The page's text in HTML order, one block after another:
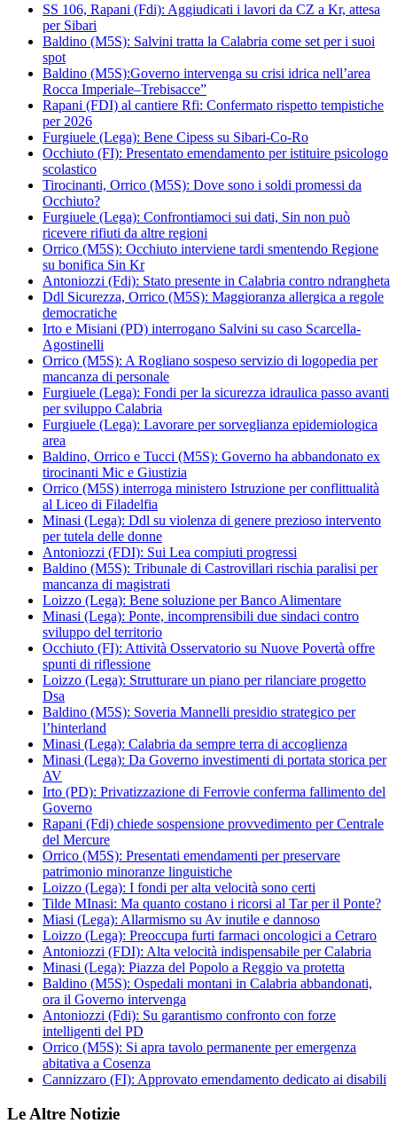
SS 106, Rapani (Fdi): Aggiudicati i lavori da CZ a Kr, attesa
per Sibari
Baldino (M5S): Salvini tratta la Calabria come set per i suoi
spot
Baldino (M5S):Governo intervenga su crisi idrica nell’area
Rocca Imperiale–Trebisacce”
Rapani (FDI) al cantiere Rfi: Confermato rispetto tempistiche
per 2026
Furgiuele (Lega): Bene Cipess su Sibari-Co-Ro
Occhiuto (FI): Presentato emendamento per istituire psicologo
scolastico
Tirocinanti, Orrico (M5S): Dove sono i soldi promessi da
Occhiuto?
Furgiuele (Lega): Confrontiamoci sui dati, Sin non può
ricevere rifiuti da altre regioni
Orrico (M5S): Occhiuto interviene tardi smentendo Regione
su bonifica Sin Kr
Antoniozzi (Fdi): Stato presente in Calabria contro ndrangheta
Ddl Sicurezza, Orrico (M5S): Maggioranza allergica a regole
democratiche
Irto e Misiani (PD) interrogano Salvini su caso Scarcella-
Agostinelli
Orrico (M5S): A Rogliano sospeso servizio di logopedia per
mancanza di personale
Furgiuele (Lega): Fondi per la sicurezza idraulica passo avanti
per sviluppo Calabria
Furgiuele (Lega): Lavorare per sorveglianza epidemiologica
area
Baldino, Orrico e Tucci (M5S): Governo ha abbandonato ex
tirocinanti Mic e Giustizia
Orrico (M5S) interroga ministero Istruzione per conflittualità
al Liceo di Filadelfia
Minasi (Lega): Ddl su violenza di genere prezioso intervento
per tutela delle donne
Antoniozzi (FDI): Sui Lea compiuti progressi
Baldino (M5S): Tribunale di Castrovillari rischia paralisi per
mancanza di magistrati
Loizzo (Lega): Bene soluzione per Banco Alimentare
Minasi (Lega): Ponte, incomprensibili due sindaci contro
sviluppo del territorio
Occhiuto (FI): Attività Osservatorio su Nuove Povertà offre
spunti di riflessione
Loizzo (Lega): Strutturare un piano per rilanciare progetto
Dsa
Baldino (M5S): Soveria Mannelli presidio strategico per
l’hinterland
Minasi (Lega): Calabria da sempre terra di accoglienza
Minasi (Lega): Da Governo investimenti di portata storica per
AV
Irto (PD): Privatizzazione di Ferrovie conferma fallimento del
Governo
Rapani (Fdi) chiede sospensione provvedimento per Centrale
del Mercure
Orrico (M5S): Presentati emendamenti per preservare
patrimonio minoranze linguistiche
Loizzo (Lega): I fondi per alta velocità sono certi
Tilde MInasi: Ma quanto costano i ricorsi al Tar per il Ponte?
Miasi (Lega): Allarmismo su Av inutile e dannoso
Loizzo (Lega): Preoccupa furti farmaci oncologici a Cetraro
Antoniozzi (FDI): Alta velocità indispensabile per Calabria
Minasi (Lega): Piazza del Popolo a Reggio va protetta
Baldino (M5S): Ospedali montani in Calabria abbandonati,
ora il Governo intervenga
Antoniozzi (Fdi): Su garantismo confronto con forze
intelligenti del PD
Orrico (M5S): Si apra tavolo permanente per emergenza
abitativa a Cosenza
Cannizzaro (FI): Approvato emendamento dedicato ai disabili
Le Altre Notizie